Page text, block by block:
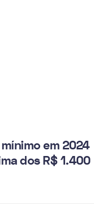
em 2024
dos R$ 1.400